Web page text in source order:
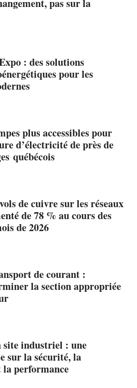
pas sur la
: des solutions
pour les
plus accessibles pour
d’électricité de près de
québécois
de cuivre sur les réseaux
de 78 % au cours des
de 2026
de courant :
la section appropriée
site industriel : une
sur la sécurité, la
performance